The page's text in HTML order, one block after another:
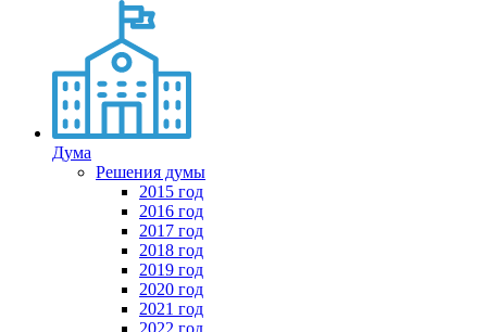
Дума
Решения думы
2015 год
2016 год
2017 год
2018 год
2019 год
2020 год
2021 год
2022 год